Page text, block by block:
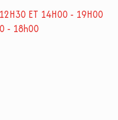
ET 14H00 - 19H00
- 18h00